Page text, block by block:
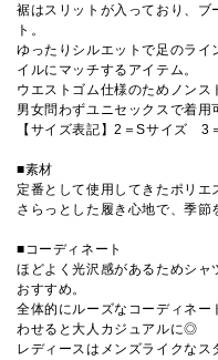
裾はスリットが入っており、
ト。
ゆったりシルエットで足のライ
イルにマッチするアイテム。
ウエストゴム仕様のためノンス
男女問わずユニセックスで着用
【サイズ表記】2＝Sサイズ
■素材
定番として使用してきたポリエ
さらっとした履き心地で、季節
■コーディネート
ほどよく光沢感があるためシ
おすすめ。
全体的にルーズなコーディネ
わせると大人カジュアルに◎
レディースはメンズライクな